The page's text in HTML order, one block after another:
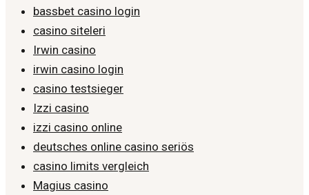
bassbet casino login
casino siteleri
Irwin casino
irwin casino login
casino testsieger
Izzi casino
izzi casino online
deutsches online casino seriös
casino limits vergleich
Magius casino